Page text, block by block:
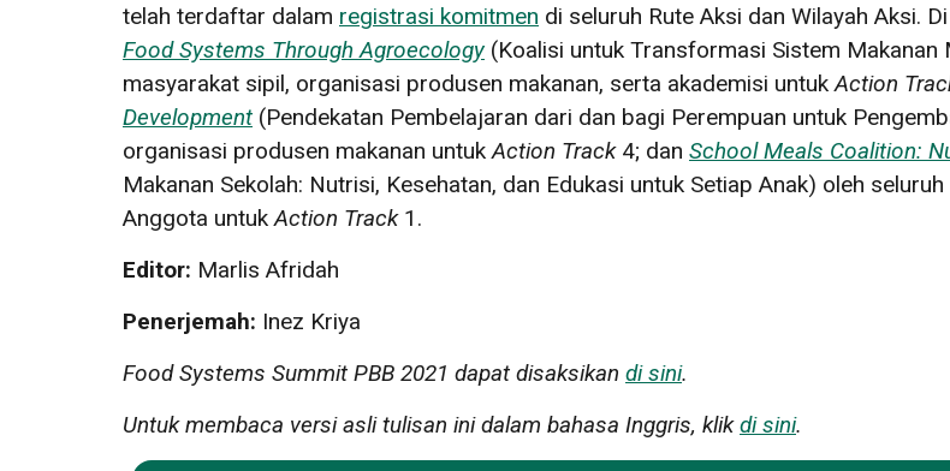
telah terdaftar dalam registrasi komitmen di seluruh Rute Aksi dan Wilayah Aksi.
Food Systems Through Agroecology(Koalisi untuk Transformasi Sistem
masyarakat sipil, organisasi produsen makanan, serta akademisi untukAction
Development (Pendekatan Pembelajaran dari dan bagi Perempuan untuk
organisasi produsen makanan untukAction Track4; dan School Meals Coalition:
Makanan Sekolah: Nutrisi, Kesehatan, dan Edukasi untuk Setiap Anak) oleh
Anggota untukAction Track1.
Editor: Marlis Afridah
Penerjemah: Inez Kriya
Food Systems Summit PBB 2021 dapat disaksikan di sini.
Untuk membaca versi asli tulisan ini dalam bahasa Inggris, klik di sini.